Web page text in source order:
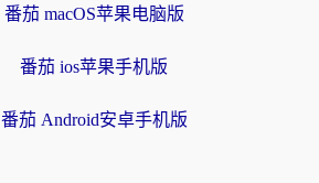
番茄 macOS苹果电脑版
番茄 ios苹果手机版
番茄 Android安卓手机版